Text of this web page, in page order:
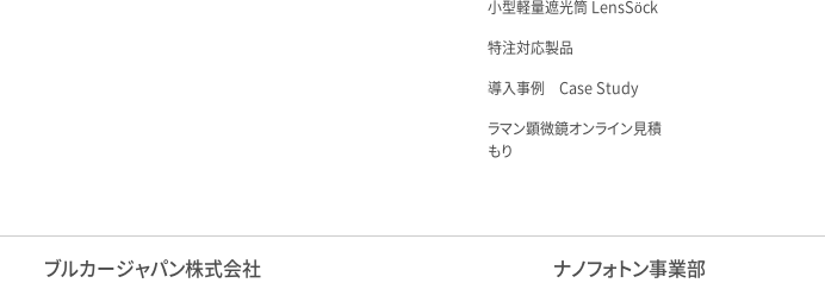
小型軽量遮光筒 LensSöck
特注対応製品
導入事例 Case Study
ラマン顕微鏡オンライン見積
もり
ブルカージャパン株式会社 ナノフォトン事業部